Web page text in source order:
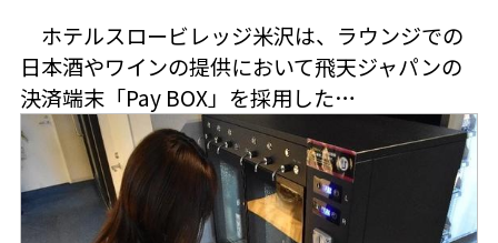
ホテルスロービレッジ米沢は、ラウンジでの
日本酒やワインの提供において飛天ジャパンの
決済端末「Pay BOX」を採用した…